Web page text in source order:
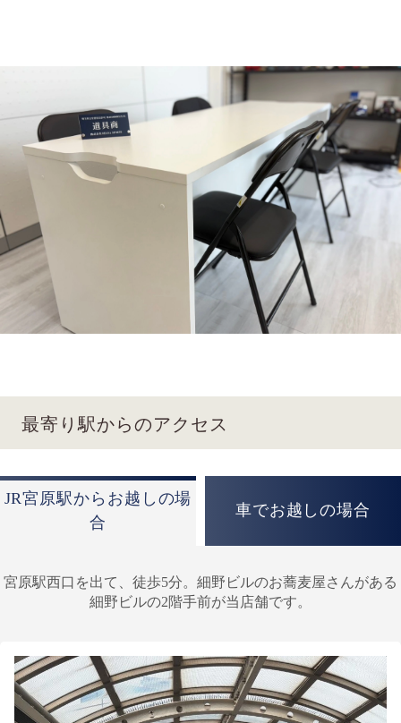
最寄り駅からのアクセス
JR宮原駅からお越しの場
合
車でお越しの場合
宮原駅西口を出て、徒歩5分。細野ビルのお蕎麦屋さんがある
細野ビルの2階手前が当店舗です。